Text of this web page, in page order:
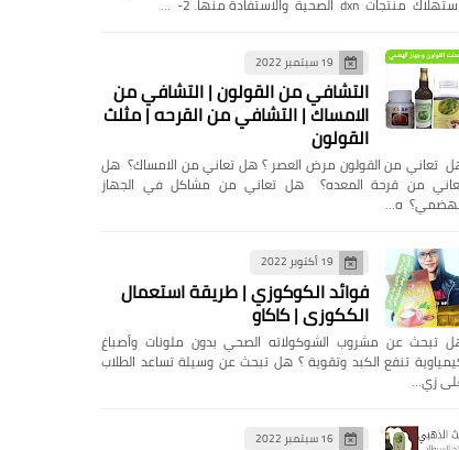
19 سبتمبر 2022
التشافي من القولون | التشافي من
الامساك | التشافي من القرحه | مثلث
القولون
تعاني من القولون مرض العصر ؟ هل تعاني من الامساك؟ هل
من قرحة المعده؟ هل تعاني من مشاكل في الجهاز
ه…
19 أكتوبر 2022
فوائد الكوكوزي | طريقة استعمال
الككوزي | كاكاو
تبحث عن مشروب الشوكولاته الصحي بدون ملونات وأصباغ
تنفع الكبد وتقوية ؟ هل تبحث عن وسيلة تساعد الطلاب
زي…
16 سبتمبر 2022